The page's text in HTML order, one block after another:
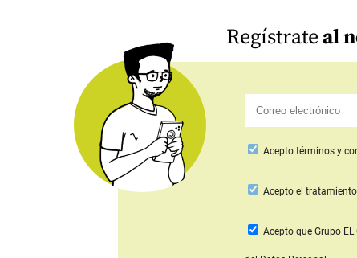
Regístrateal
Acepto términos y
Aceptoel tratamiento
Acepto que Grupo EL